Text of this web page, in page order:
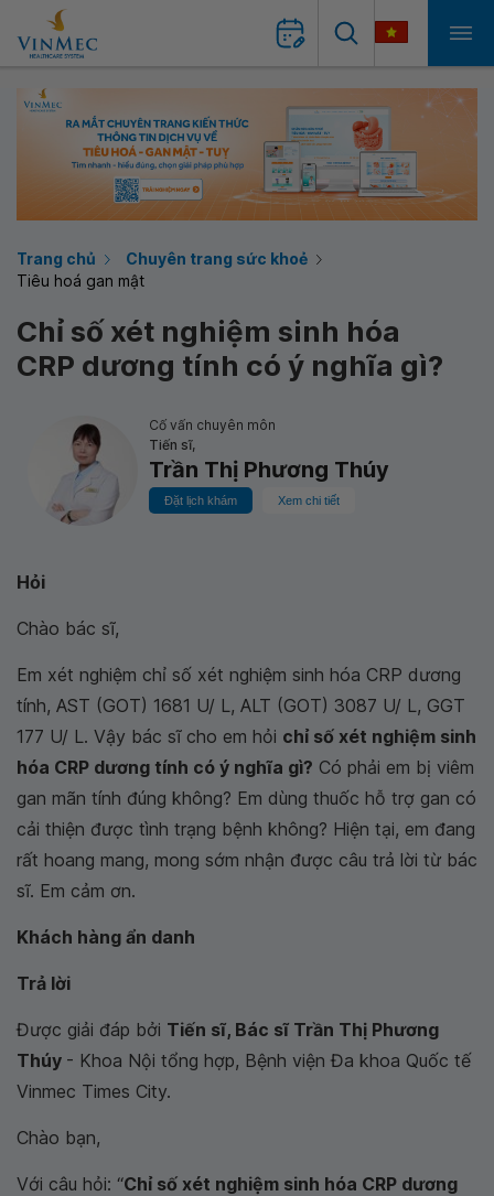
Trang chủ
Chuyên trang sức khoẻ
Tiêu hoá gan mật
Chỉ số xét nghiệm sinh hóa
CRP dương tính có ý nghĩa gì?
Cố vấn chuyên môn
Tiến sĩ,
Trần Thị Phương Thúy
Đặt lịch khám Xem chi tiết
Hỏi
Chào bác sĩ,
Em xét nghiệm chỉ số xét nghiệm sinh hóa CRP dương
tính, AST (GOT) 1681 U/ L, ALT (GOT) 3087 U/ L, GGT
177 U/ L. Vậy bác sĩ cho em hỏi chỉ số xét nghiệm sinh
hóa CRP dương tính có ý nghĩa gì? Có phải em bị viêm
gan mãn tính đúng không? Em dùng thuốc hỗ trợ gan có
cải thiện được tình trạng bệnh không? Hiện tại, em đang
rất hoang mang, mong sớm nhận được câu trả lời từ bác
sĩ. Em cảm ơn.
Khách hàng ẩn danh
Trả lời
Được giải đáp bởi Tiến sĩ, Bác sĩ Trần Thị Phương
Thúy - Khoa Nội tổng hợp, Bệnh viện Đa khoa Quốc tế
Vinmec Times City.
Chào bạn,
Với câu hỏi: “Chỉ số xét nghiệm sinh hóa CRP dương